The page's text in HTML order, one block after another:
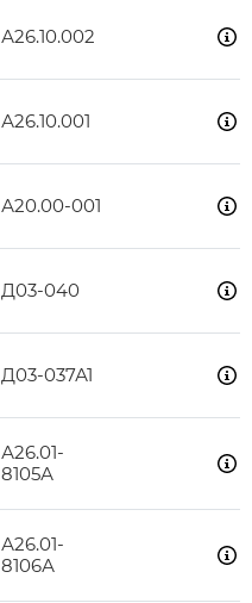
А26.10.002
А26.10.001
А20.00-001
Д03-040
Д03-037А1
А26.01-
8105А
А26.01-
8106А